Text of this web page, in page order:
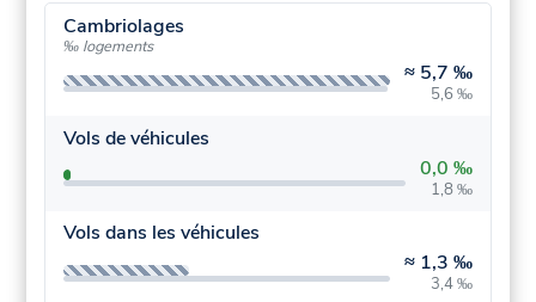
Cambriolages
‰ logements
≈ 5,7 ‰
5,6 ‰
Vols de véhicules
0,0 ‰
1,8 ‰
Vols dans les véhicules
≈ 1,3 ‰
3,4 ‰